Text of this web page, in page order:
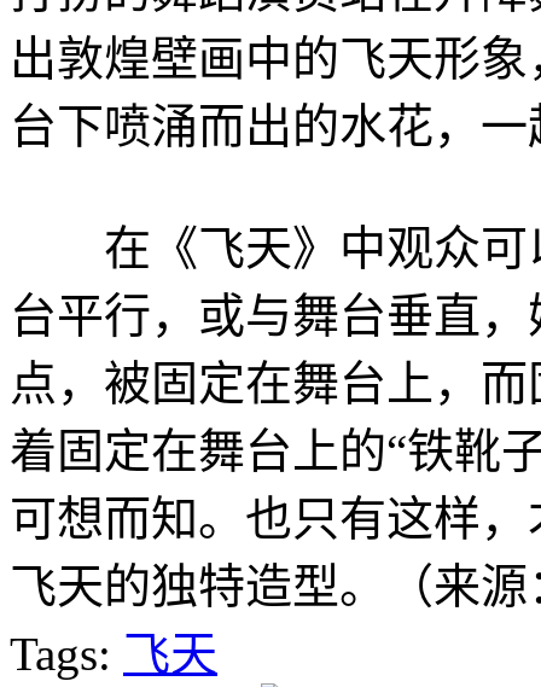
出敦煌壁画中的飞天形
台下喷涌而出的水花，
在《飞天》中观众可
台平行，或与舞台垂直
点，被固定在舞台上，
着固定在舞台上的“铁靴
可想而知。也只有这样
飞天的独特造型。（来
Tags: 飞天